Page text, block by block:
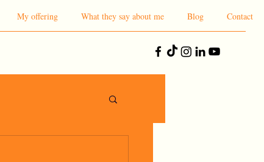
My offering What they say about me Blog Contact